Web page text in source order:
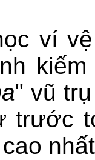
ví
" vũ
trước